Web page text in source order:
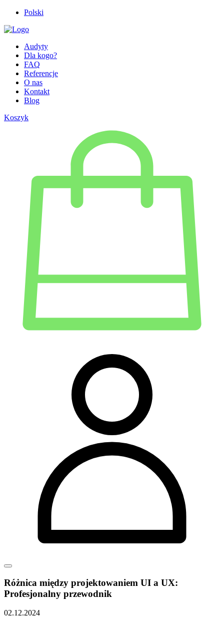
Polski
Audyty
Dla kogo?
FAQ
Referencje
O nas
Kontakt
Blog
Koszyk
Różnica między projektowaniem UI a UX:
Profesjonalny przewodnik
02.12.2024